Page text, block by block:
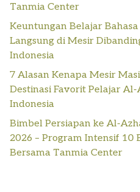
Tanmia Center
Keuntungan Belajar
Langsung di Mesir
Indonesia
7 Alasan Kenapa Mesir
Destinasi Favorit Pelajar
Indonesia
Bimbel Persiapan ke Al-
2026 – Program Intensif 10
Bersama Tanmia Center